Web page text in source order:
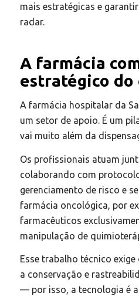
mais estratégicas e
radar.
A farmácia
estratégico do
A farmácia hospitalar da
um setor de apoio. É um
vai muito além da
Os profissionais atuam
colaborando com
gerenciamento de risco e
farmácia oncológica, por
farmacêuticos
manipulação de
Esse trabalho técnico
a conservação e
— por isso, a tecnologia é